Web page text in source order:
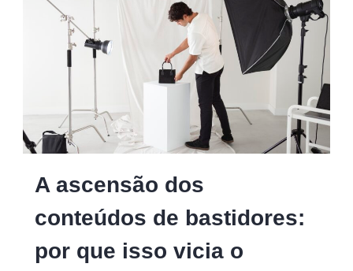
A ascensão dos
conteúdos de bastidores:
por que isso vicia o